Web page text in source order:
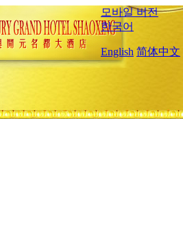
모바일 버전
한국어
English 简体中文